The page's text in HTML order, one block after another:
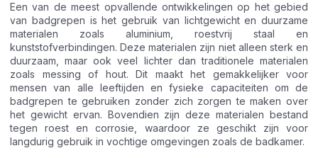
Een van de meest opvallende ontwikkelingen op het gebied
van badgrepen is het gebruik van lichtgewicht en duurzame
materialen zoals aluminium, roestvrij staal en
kunststofverbindingen. Deze materialen zijn niet alleen sterk en
duurzaam, maar ook veel lichter dan traditionele materialen
zoals messing of hout. Dit maakt het gemakkelijker voor
mensen van alle leeftijden en fysieke capaciteiten om de
badgrepen te gebruiken zonder zich zorgen te maken over
het gewicht ervan. Bovendien zijn deze materialen bestand
tegen roest en corrosie, waardoor ze geschikt zijn voor
langdurig gebruik in vochtige omgevingen zoals de badkamer.